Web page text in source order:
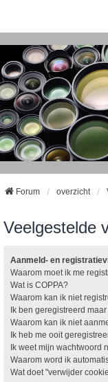
Forum overzicht
Veelgestelde
Aanmeld- en
Waarom moet ik me
Wat is COPPA?
Waarom kan ik niet
Ik ben geregistreerd
Waarom kan ik niet
Ik heb me ooit
Ik weet mijn wachtwoord
Waarom word ik
Wat doet "verwijder